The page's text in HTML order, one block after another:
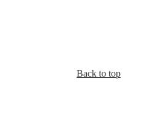
Back to top